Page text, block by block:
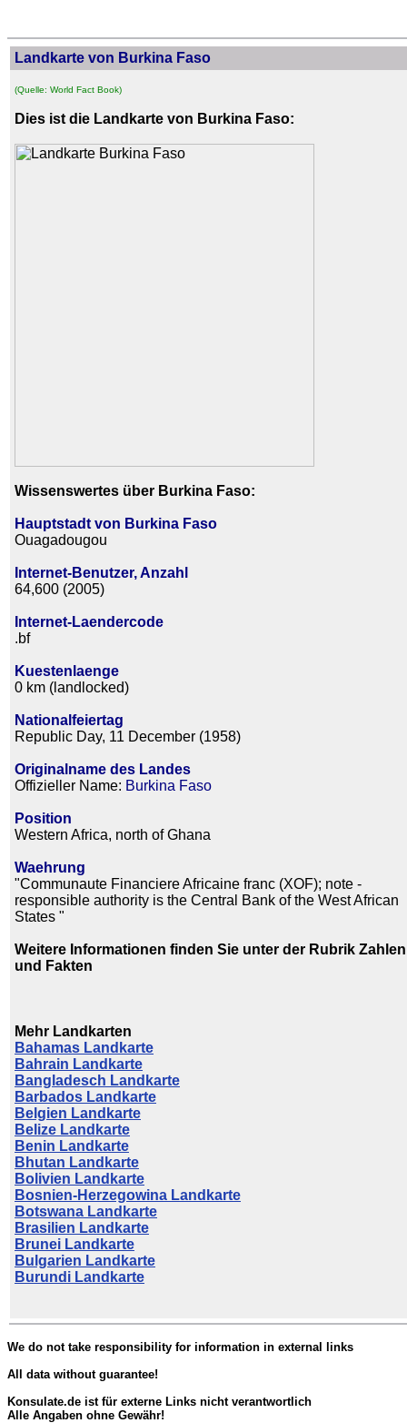
Landkarte von Burkina Faso
(Quelle: World Fact Book)
Dies ist die Landkarte von Burkina Faso:
Wissenswertes über Burkina Faso:
Hauptstadt von Burkina Faso
Ouagadougou
Internet-Benutzer, Anzahl
64,600 (2005)
Internet-Laendercode
.bf
Kuestenlaenge
0 km (landlocked)
Nationalfeiertag
Republic Day, 11 December (1958)
Originalname des Landes
Offizieller Name: Burkina Faso
Position
Western Africa, north of Ghana
Waehrung
"Communaute Financiere Africaine franc (XOF); note -
responsible authority is the Central Bank of the West African
States "
Weitere Informationen finden Sie unter der Rubrik Zahlen
und Fakten
Mehr Landkarten
Bahamas Landkarte
Bahrain Landkarte
Bangladesch Landkarte
Barbados Landkarte
Belgien Landkarte
Belize Landkarte
Benin Landkarte
Bhutan Landkarte
Bolivien Landkarte
Bosnien-Herzegowina Landkarte
Botswana Landkarte
Brasilien Landkarte
Brunei Landkarte
Bulgarien Landkarte
Burundi Landkarte
We do not take responsibility for information in external links
All data without guarantee!
Konsulate.de ist für externe Links nicht verantwortlich
Alle Angaben ohne Gewähr!